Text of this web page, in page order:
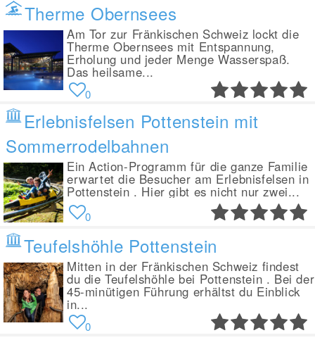
Therme Obernsees
Am Tor zur Fränkischen Schweiz lockt die
Therme Obernsees mit Entspannung,
Erholung und jeder Menge Wasserspaß.
Das heilsame...
0
Erlebnisfelsen Pottenstein mit
Sommerrodelbahnen
Ein Action-Programm für die ganze Familie
erwartet die Besucher am Erlebnisfelsen in
Pottenstein . Hier gibt es nicht nur zwei...
0
Teufelshöhle Pottenstein
Mitten in der Fränkischen Schweiz findest
du die Teufelshöhle bei Pottenstein . Bei der
45-minütigen Führung erhältst du Einblick
in...
0